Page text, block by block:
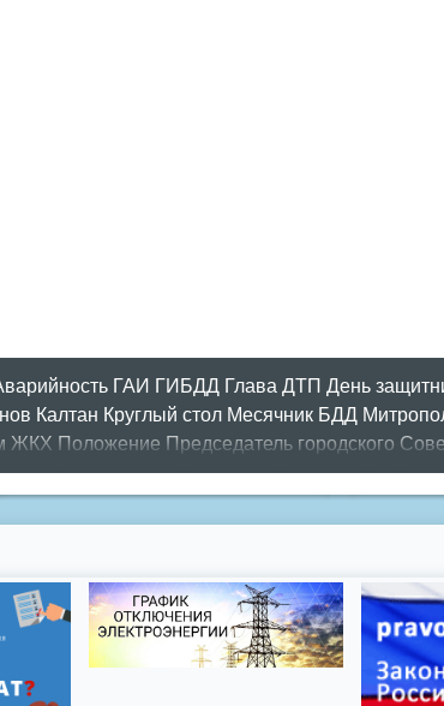
ГАИ ГИБДД Глава ДТП День
Калтан Круглый стол Месячник БДД
ЖКХ Положение Председатель городского
безопасность Регламент Романов
центр межевой план мороз новый год
цифровое телевидение школьники энергетика